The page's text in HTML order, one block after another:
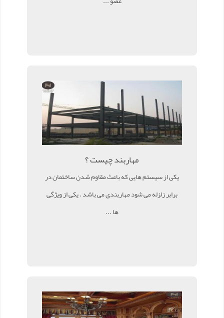
مهاربند چیست ؟
یکی از سیستم هایی که باعث مقاوم شدن ساختمان در
برابر زلزله می شود مهاربندی می باشد . یکی از ویژگی
ها ...